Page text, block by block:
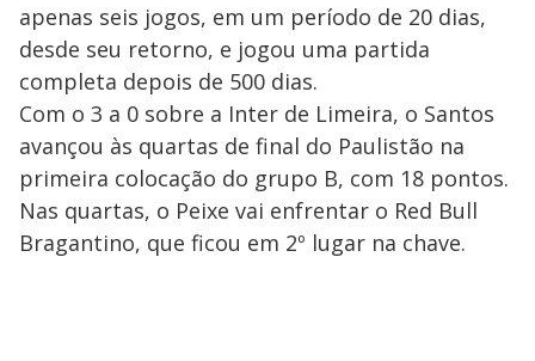
apenas seis jogos, em um período de 20 dias,
desde seu retorno, e jogou uma partida
completa depois de 500 dias.
Com o 3 a 0 sobre a Inter de Limeira, o Santos
avançou às quartas de final do Paulistão na
primeira colocação do grupo B, com 18 pontos.
Nas quartas, o Peixe vai enfrentar o Red Bull
Bragantino, que ficou em 2º lugar na chave.